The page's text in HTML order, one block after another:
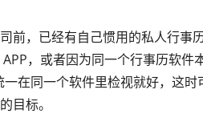
前，已经有自己惯用的私人行事
，或者因为同一个行事历软件
一在同一个软件里检视就好，这
目标。